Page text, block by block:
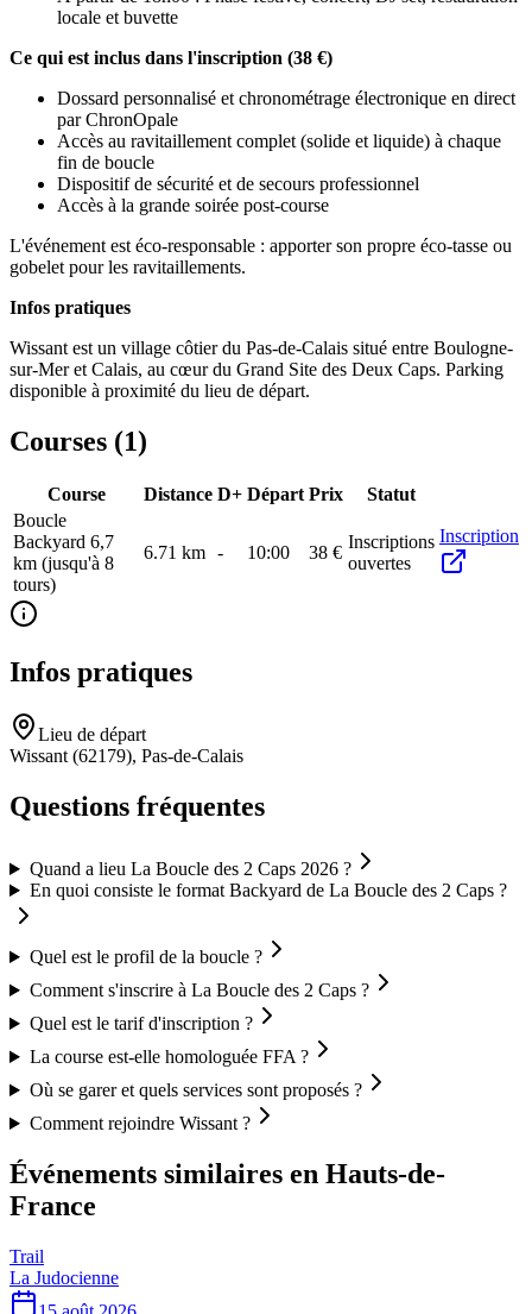
locale et buvette
Ce qui est inclus dans l'inscription (38 €)
Dossard personnalisé et chronométrage électronique en direct
par ChronOpale
Accès au ravitaillement complet (solide et liquide) à chaque
fin de boucle
Dispositif de sécurité et de secours professionnel
Accès à la grande soirée post-course
L'événement est éco-responsable : apporter son propre éco-tasse ou
gobelet pour les ravitaillements.
Infos pratiques
Wissant est un village côtier du Pas-de-Calais situé entre Boulogne-
sur-Mer et Calais, au cœur du Grand Site des Deux Caps. Parking
disponible à proximité du lieu de départ.
Courses (1)
Course Distance D+ Départ Prix
Statut
Boucle
Backyard 6,7
km (jusqu'à 8
tours)
6.71 km - 10:00 38 €
Inscriptions
ouvertes
Inscription
Infos pratiques
Lieu de départ
Wissant (62179), Pas-de-Calais
Questions fréquentes
Quand a lieu La Boucle des 2 Caps 2026 ?
En quoi consiste le format Backyard de La Boucle des 2 Caps ?
Quel est le profil de la boucle ?
Comment s'inscrire à La Boucle des 2 Caps ?
Quel est le tarif d'inscription ?
La course est-elle homologuée FFA ?
Où se garer et quels services sont proposés ?
Comment rejoindre Wissant ?
Événements similaires en Hauts-de-
France
Trail
La Judocienne